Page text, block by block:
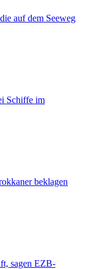
auf dem Seeweg
Schiffe im
beklagen
sagen EZB-